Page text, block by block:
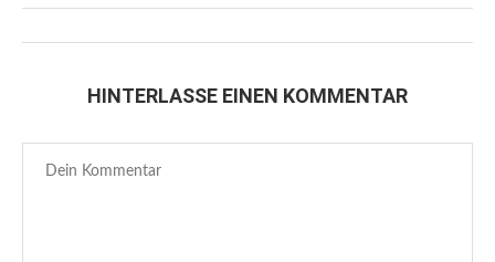
HINTERLASSE EINEN KOMMENTAR